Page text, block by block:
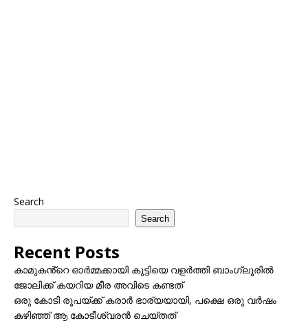
Search
Search
Recent Posts
കാമുകൻ്റെ ഓർമ്മക്കായി കുട്ടിയെ വളർത്തി ബാംഗ്ലൂരിൽ
ജോലിക്ക് കയറിയ മീര അവിടെ കണ്ടത്
ഒരു കോടി രൂപയ്ക്ക് കരാർ ഭാര്യയായി, പക്ഷെ ഒരു വർഷം
കഴിഞ്ഞ് ആ കോടീശ്വരൻ ചെയ്തത്